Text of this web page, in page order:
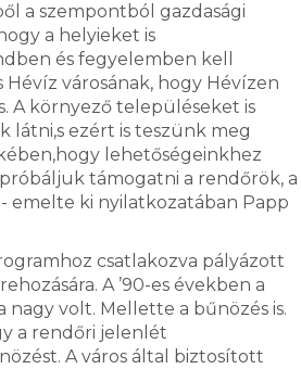
a szempontból gazdasági
a helyieket is
és fegyelemben kell
Hévíz városának, hogy Hévízen
A környező településeket is
látni,s ezért is teszünk meg
lehetőségeinkhez
támogatni a rendőrök, a
emelte ki nyilatkozatában Papp
csatlakozva pályázott
A ’90-es években a
nagy volt. Mellette a bűnözés is.
a rendőri jelenlét
A város által biztosított